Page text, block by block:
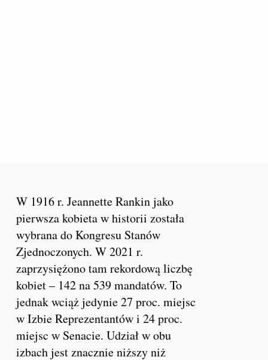
W 1916 r. Jeannette Rankin jako
pierwsza kobieta w historii została
wybrana do Kongresu Stanów
Zjednoczonych. W 2021 r.
zaprzysiężono tam rekordową liczbę
kobiet – 142 na 539 mandatów. To
jednak wciąż jedynie 27 proc. miejsc
w Izbie Reprezentantów i 24 proc.
miejsc w Senacie. Udział w obu
izbach jest znacznie niższy niż